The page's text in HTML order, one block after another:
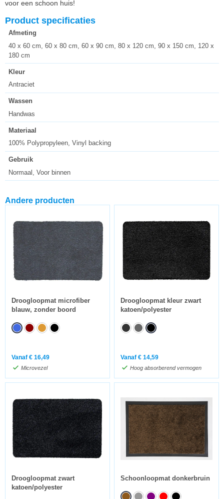
voor een schoon huis!
Product specificaties
Afmeting
40 x 60 cm, 60 x 80 cm, 60 x 90 cm, 80 x 120 cm, 90 x 150 cm, 120 x
180 cm
Kleur
Antraciet
Wassen
Handwas
Materiaal
100% Polypropyleen, Vinyl backing
Gebruik
Normaal, Voor binnen
Andere producten
Droogloopmat microfiber
blauw, zonder boord
Vanaf € 16,49
Microvezel
Droogloopmat kleur zwart
katoen/polyester
Vanaf € 14,59
Hoog absorberend vermogen
Droogloopmat zwart
katoen/polyester
Schoonloopmat donkerbruin